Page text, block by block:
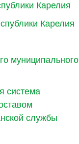
Карелия
Карелия
муниципального
система
службы